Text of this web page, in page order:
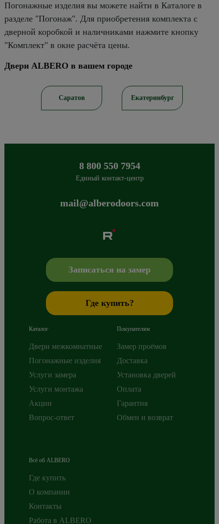
Погонажные изделия вы можете найти в Каталоге в
разделе "Погонаж". Для приобретения комплекта с
дверной коробкой и наличниками нажмите кнопку
"Комплект" в окне расчёта цены.
Двери ALBERO в вашем городе
Саратов Екатеринбург
8 800 550 7954
Единый контакт-центр
mail@alberodoors.com
+7 800 765 43 42,mail@alberodoors.com
Записаться на замер
Где купить?
Каталог
Двери межкомнатные
Погонажные изделия
Услуги замера
Услуги монтажа
Акции
Вопрос-ответ
Покупателям
Замер проёмов
Доставка
Установка дверей
Оплата
Гарантия
Обмен и возврат
Всё об ALBERO
Где купить
О компании
Контакты
Работа в ALBERO